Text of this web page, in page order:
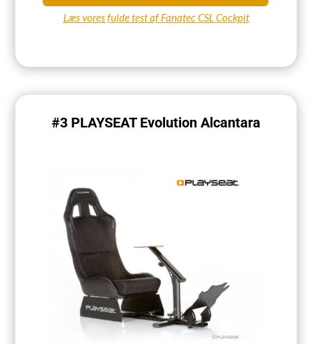
Læs vores fulde test af Fanatec CSL Cockpit
#3 PLAYSEAT Evolution Alcantara